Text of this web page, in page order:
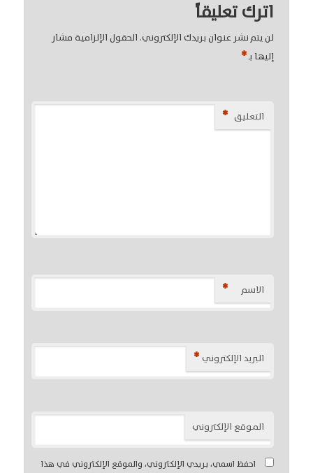
اترك تعليقاً
لن يتم نشر عنوان بريدك الإلكتروني. الحقول الإلزامية مشار
إليها بـ*
التعليق *
الاسم *
البريد الإلكتروني *
الموقع الإلكتروني
احفظ اسمي، بريدي الإلكتروني، والموقع الإلكتروني في هذا